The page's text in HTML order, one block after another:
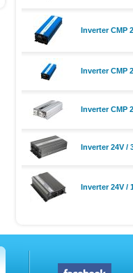
Inverter CMP
Inverter CMP
Inverter CMP
Inverter 24V /
Inverter 24V /